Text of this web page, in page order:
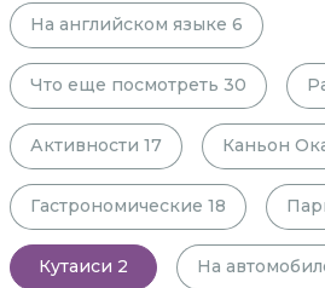
На английском языке 6
Что еще посмотреть 30
Активности 17 Каньон
Гастрономические 18
Кутаиси 2 На